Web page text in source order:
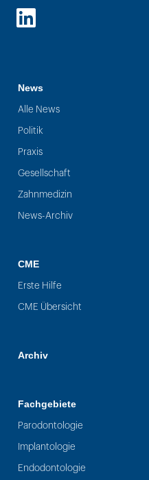
LinkedIn
News
Alle News
Politik
Praxis
Gesellschaft
Zahnmedizin
News-Archiv
CME
Erste Hilfe
CME Übersicht
Archiv
Fachgebiete
Parodontologie
Implantologie
Endodontologie